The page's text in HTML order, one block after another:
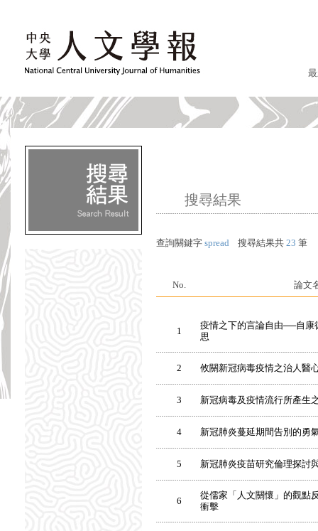
搜尋結果
查詢關鍵字 spread 搜尋結果共 23 筆
No. 論文
1
疫情之下的言論自由──自康
思
2 攸關新冠病毒疫情之治人醫
3 新冠病毒及疫情流行所產生
4 新冠肺炎蔓延期間告別的勇
5 新冠肺炎疫苗研究倫理探討
6
從儒家「人文關懷」的觀點
衝擊